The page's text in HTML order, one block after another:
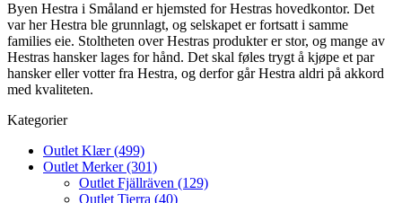
Byen Hestra i Småland er hjemsted for Hestras hovedkontor. Det
var her Hestra ble grunnlagt, og selskapet er fortsatt i samme
families eie. Stoltheten over Hestras produkter er stor, og mange av
Hestras hansker lages for hånd. Det skal føles trygt å kjøpe et par
hansker eller votter fra Hestra, og derfor går Hestra aldri på akkord
med kvaliteten.
Kategorier
Outlet Klær (499)
Outlet Merker (301)
Outlet Fjällräven (129)
Outlet Tierra (40)